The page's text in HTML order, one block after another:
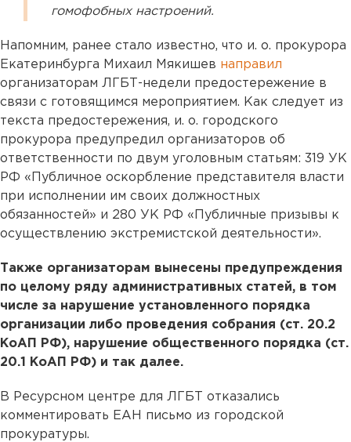
гомофобных настроений.
Напомним, ранее стало известно, что и. о. прокурора
Екатеринбурга Михаил Мякишев направил
организаторам ЛГБТ-недели предостережение в
связи с готовящимся мероприятием. Как следует из
текста предостережения, и. о. городского
прокурора предупредил организаторов об
ответственности по двум уголовным статьям: 319 УК
РФ «Публичное оскорбление представителя власти
при исполнении им своих должностных
обязанностей» и 280 УК РФ «Публичные призывы к
осуществлению экстремистской деятельности».
Также организаторам вынесены предупреждения
по целому ряду административных статей, в том
числе за нарушение установленного порядка
организации либо проведения собрания (ст. 20.2
КоАП РФ), нарушение общественного порядка (ст.
20.1 КоАП РФ) и так далее.
В Ресурсном центре для ЛГБТ отказались
комментировать ЕАН письмо из городской
прокуратуры.